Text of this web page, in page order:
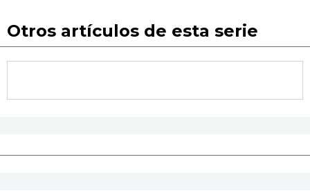
Otros artículos de esta serie